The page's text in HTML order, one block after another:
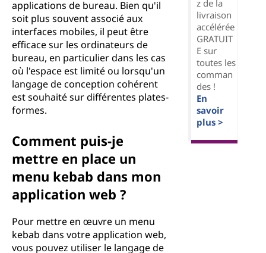
applications de bureau. Bien qu'il
soit plus souvent associé aux
interfaces mobiles, il peut être
efficace sur les ordinateurs de
bureau, en particulier dans les cas
où l'espace est limité ou lorsqu'un
langage de conception cohérent
est souhaité sur différentes plates-
formes.
Comment puis-je
mettre en place un
menu kebab dans mon
application web ?
Pour mettre en œuvre un menu
kebab dans votre application web,
vous pouvez utiliser le langage de
z de la
livraison
accélérée
GRATUIT
E sur
toutes les
comman
des !
En
savoir
plus >